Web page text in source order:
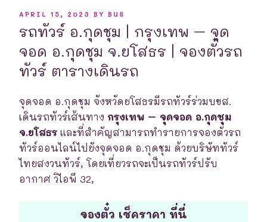
POSTED
APRIL 15, 2023 BY BUS
รถทัวร์ อ.กุดชุม | กรุงเทพ – จุด
จอด อ.กุดชุม จ.ยโสธร | จองตั๋วรถ
ทัวร์ ตารางเดินรถ
จุดจอด อ.กุดชุม จังหวัดยโสธรมีรถทัวร์ร่วมบขส.
เดินรถทัวร์เส้นทาง กรุงเทพ – จุดจอด อ.กุดชุม
จ.ยโสธร และที่สำคัญสามารถทำรายการจองตั๋วรถ
ทัวร์ออนไลน์ไปยังจุดจอด อ.กุดชุม ด้วยบริษัททัวร์
ไทยสงวนทัวร์, โดยเที่ยวรถจะเป็นรถทัวร์ปรับ
อากาศ วิไอพี 32,
จองตั๋ว เช็คราคา ที่นี่